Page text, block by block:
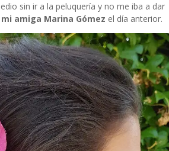
sin ir a la peluquería y no me iba a dar
amiga Marina Gómez el día anterior.